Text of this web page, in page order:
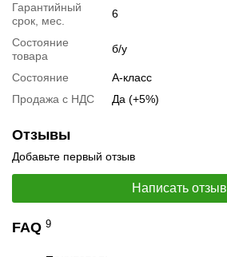
📧Запрос оптовой цены
Отслеживать на Facebook
Гарантийный
срок, мес.
6
Состояние
товара
б/у
Состояние
А-класс
Продажа с НДС
Да (+5%)
Отзывы
Добавьте первый отзыв
Написать отзыв
FAQ 9